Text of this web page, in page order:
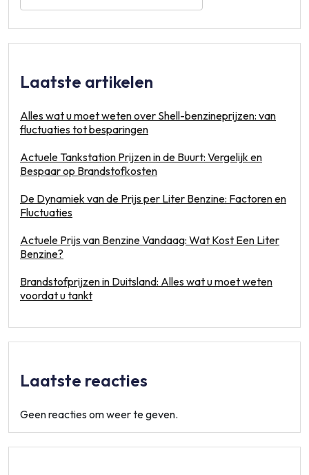
Laatste artikelen
Alles wat u moet weten over Shell-benzineprijzen: van
fluctuaties tot besparingen
Actuele Tankstation Prijzen in de Buurt: Vergelijk en
Bespaar op Brandstofkosten
De Dynamiek van de Prijs per Liter Benzine: Factoren en
Fluctuaties
Actuele Prijs van Benzine Vandaag: Wat Kost Een Liter
Benzine?
Brandstofprijzen in Duitsland: Alles wat u moet weten
voordat u tankt
Laatste reacties
Geen reacties om weer te geven.